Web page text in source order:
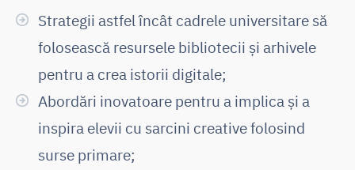
Strategii astfel încât cadrele universitare să
folosească resursele bibliotecii și arhivele
pentru a crea istorii digitale;
Abordări inovatoare pentru a implica și a
inspira elevii cu sarcini creative folosind
surse primare;